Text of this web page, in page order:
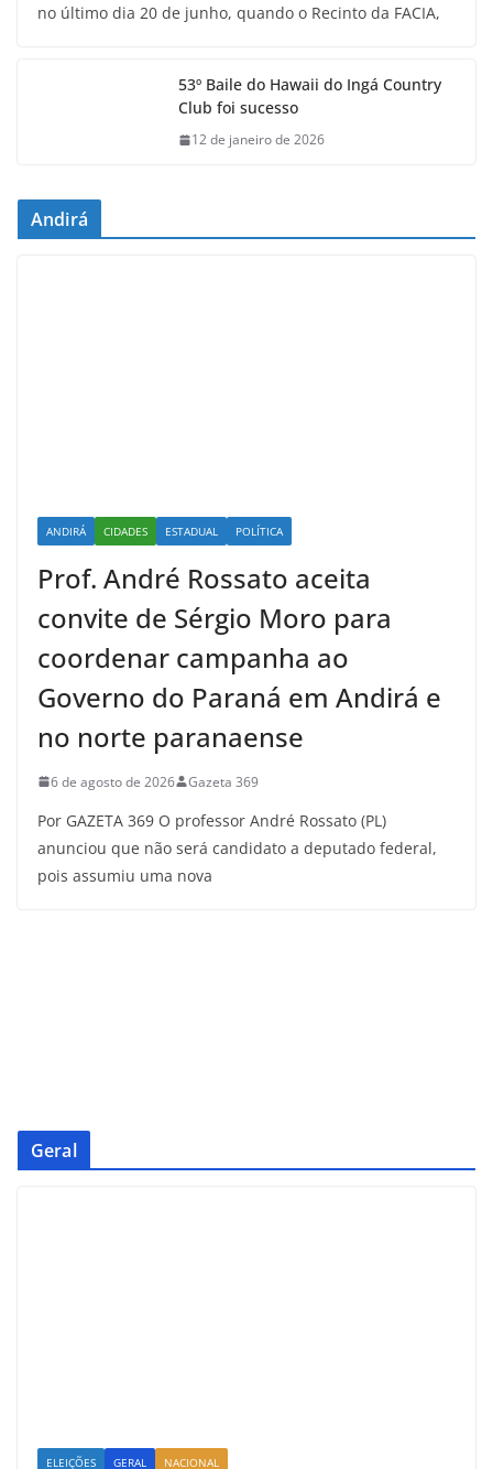
no último dia 20 de junho, quando o Recinto da FACIA,
53º Baile do Hawaii do Ingá Country
Club foi sucesso
12 de janeiro de 2026
Andirá
ANDIRÁ CIDADES ESTADUAL POLÍTICA
Prof. André Rossato aceita
convite de Sérgio Moro para
coordenar campanha ao
Governo do Paraná em Andirá e
no norte paranaense
6 de agosto de 2026 Gazeta 369
Por GAZETA 369 O professor André Rossato (PL)
anunciou que não será candidato a deputado federal,
pois assumiu uma nova
Geral
ELEIÇÕES GERAL NACIONAL